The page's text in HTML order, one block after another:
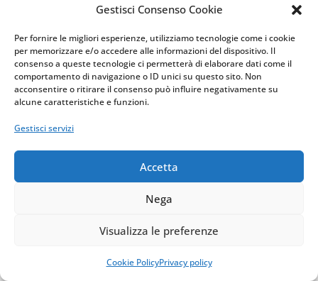
Gestisci Consenso Cookie
Per fornire le migliori esperienze, utilizziamo tecnologie come i cookie
per memorizzare e/o accedere alle informazioni del dispositivo. Il
consenso a queste tecnologie ci permetterà di elaborare dati come il
comportamento di navigazione o ID unici su questo sito. Non
acconsentire o ritirare il consenso può influire negativamente su
alcune caratteristiche e funzioni.
Gestisci servizi
Accetta
Nega
Visualizza le preferenze
Cookie PolicyPrivacy policy
L'accertamento analitico-induttivo, a differenza
dell'induttivo puro, non richiede condizioni
tassative per essere applicato: basta che...
Accertamento con adesione: guida a